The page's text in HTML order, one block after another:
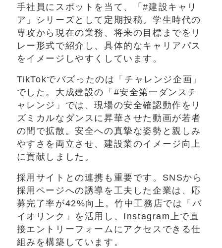
手社員にスポットを当て、「#建設キャリ
ア」シリーズとして定期投稿。学生時代の
専攻から現在の業務、将来の目標までをリ
レー形式で紹介し、具体的なキャリアパス
をイメージしやすくしています。
TikTokでバズったのは「チャレンジ企画」
でした。大成建設の「#安全第一ダンスチ
ャレンジ」では、現場の安全確認動作をリ
ズミカルなダンスに昇華させた動画が若者
の間で拡散。安全への真摯な姿勢と親しみ
やすさを両立させ、建設業のイメージ向上
に貢献しました。
採用サイトとの連携も重要です。SNSから
採用ページへの誘導を工夫した企業は、応
募完了率が42%向上。竹中工務店では「バ
イオリンク」を活用し、Instagram上で直
接エントリーフォームにアクセスできる仕
組みを構築しています。